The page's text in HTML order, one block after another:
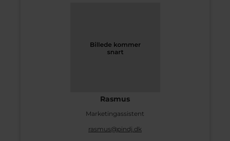
Rasmus
Marketingassistent
rasmus@pindj.dk